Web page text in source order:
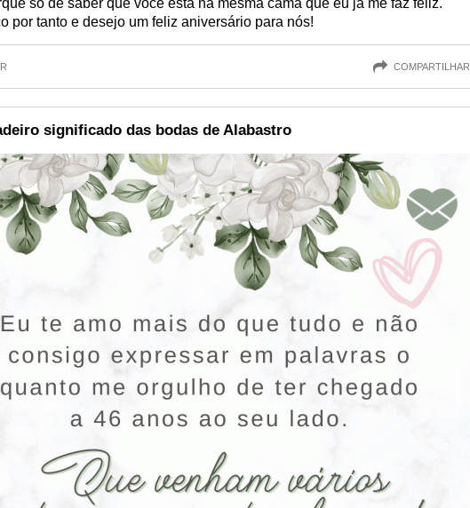
só de saber que você está na mesma cama que eu já me faz feliz.
por tanto e desejo um feliz aniversário para nós!
COMPARTILHAR
significado das bodas de Alabastro